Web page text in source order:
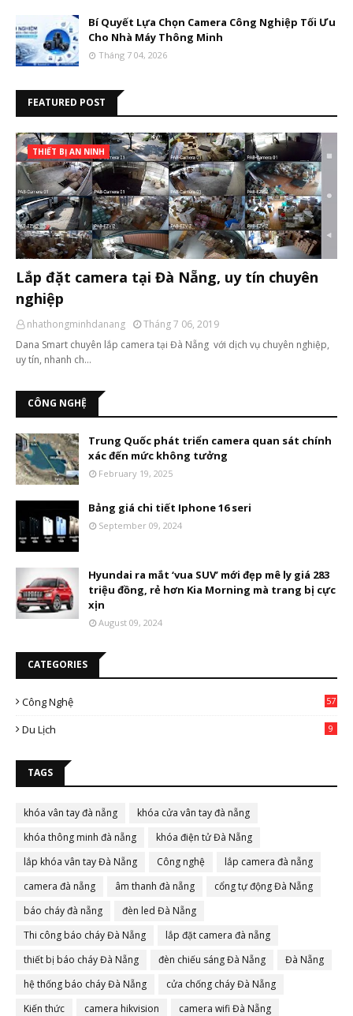
Bí Quyết Lựa Chọn Camera Công Nghiệp Tối Ưu
Cho Nhà Máy Thông Minh
Tháng 7 04, 2026
FEATURED POST
THIẾT BỊ AN NINH
Lắp đặt camera tại Đà Nẵng, uy tín chuyên
nghiệp
nhathongminhdanang
Tháng 7 06, 2019
Dana Smart chuyên lắp camera tại Đà Nẵng với dịch vụ chuyên nghiệp,
uy tín, nhanh ch…
CÔNG NGHỆ
Trung Quốc phát triển camera quan sát chính
xác đến mức không tưởng
February 19, 2025
Bảng giá chi tiết Iphone 16 seri
September 09, 2024
Hyundai ra mắt ‘vua SUV’ mới đẹp mê ly giá 283
triệu đồng, rẻ hơn Kia Morning mà trang bị cực
xịn
August 09, 2024
CATEGORIES
Công Nghệ 57
Du Lịch 9
TAGS
khóa vân tay đà nẵng
khóa cửa vân tay đà nẵng
khóa thông minh đà nẵng
khóa điện tử Đà Nẵng
lắp khóa vân tay Đà Nẵng
Công nghệ
lắp camera đà nẵng
camera đà nẵng
âm thanh đà nẵng
cổng tự động Đà Nẵng
báo cháy đà nẵng
đèn led Đà Nẵng
Thi công báo cháy Đà Nẵng
lắp đặt camera đà nẵng
thiết bị báo cháy Đà Nẵng
đèn chiếu sáng Đà Nẵng
Đà Nẵng
hệ thống báo cháy Đà Nẵng
cửa chống cháy Đà Nẵng
Kiến thức
camera hikvision
camera wifi Đà Nẵng